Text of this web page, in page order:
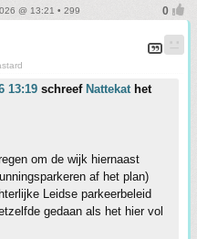
@ 13:21 • 299
13:19 schreef Nattekathet
om de wijk hiernaast
af het plan)
Leidse parkeerbeleid
gedaan als het hier vol